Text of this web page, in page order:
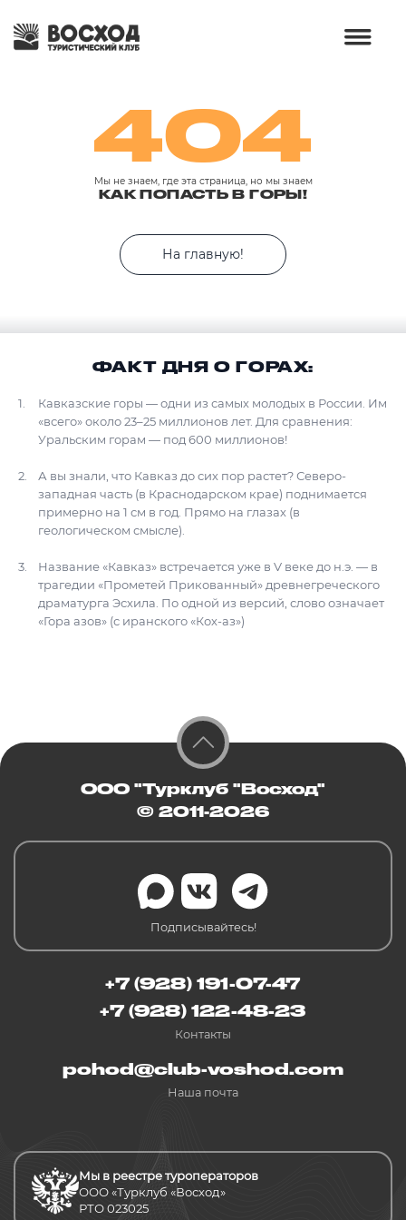
404
Мы не знаем, где эта страница, но мы знаем
КАК ПОПАСТЬ В ГОРЫ!
На главную!
ФАКТ ДНЯ О ГОРАХ:
Кавказские горы — одни из самых молодых в России. Им
«всего» около 23–25 миллионов лет. Для сравнения:
Уральским горам — под 600 миллионов!
А вы знали, что Кавказ до сих пор растет? Северо-
западная часть (в Краснодарском крае) поднимается
примерно на 1 см в год. Прямо на глазах (в
геологическом смысле).
Название «Кавказ» встречается уже в V веке до н.э. — в
трагедии «Прометей Прикованный» древнегреческого
драматурга Эсхила. По одной из версий, слово означает
«Гора азов» (с иранского «Кох-аз»)
ООО "Турклуб "Восход"
© 2011-2026
Подписывайтесь!
+7 (928) 191-07-47
+7 (928) 122-48-23
Контакты
pohod@club-voshod.com
Наша почта
Мы в реестре туроператоров
ООО «Турклуб «Восход»
РТО 023025